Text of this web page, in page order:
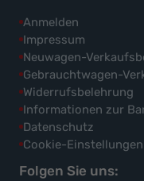
Anmelden
Impressum
Neuwagen-
Gebrauchtwagen-
Widerrufsbelehrung
Informationen zur
Datenschutz
Cookie-Einstellungen
Folgen Sie uns: